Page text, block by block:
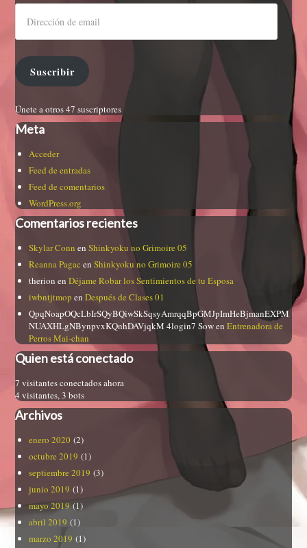
Suscribir
Únete a otros 47 suscriptores
Meta
Acceder
Feed de entradas
Feed de comentarios
WordPress.org
Comentarios recientes
Skylar Conn enShinkyoku no Grimoire 05
Reanna Pagac enShinkyoku no Grimoire 05
therion enDéjame Robar los Sentimientos de tu Esposa
iwbntjtmop enDespués de Clases 01
QpqNoapOQcLbIrSQyBQiwSkSqsyAmrqqBpGMJpImHeBjmanEXPM
NUAXHLgNBynpvxKQnhDAVjqkM 4login7 SowenEntrenadora de
Perros Mai-chan
Quien está conectado
7 visitantes conectados ahora
4 visitantes,3 bots
Archivos
enero 2020 (2)
octubre 2019 (1)
septiembre 2019 (3)
junio 2019 (1)
mayo 2019(1)
abril 2019 (1)
marzo 2019 (1)